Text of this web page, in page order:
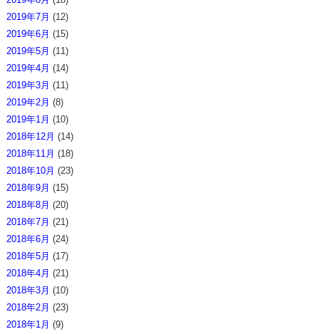
2019年7月 (12)
2019年6月 (15)
2019年5月 (11)
2019年4月 (14)
2019年3月 (11)
2019年2月 (8)
2019年1月 (10)
2018年12月 (14)
2018年11月 (18)
2018年10月 (23)
2018年9月 (15)
2018年8月 (20)
2018年7月 (21)
2018年6月 (24)
2018年5月 (17)
2018年4月 (21)
2018年3月 (10)
2018年2月 (23)
2018年1月 (9)